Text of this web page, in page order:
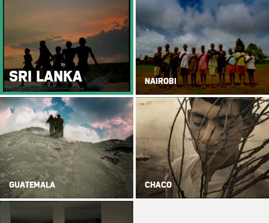
SRI LANKA NAIROBI
GUATEMALA CHACO